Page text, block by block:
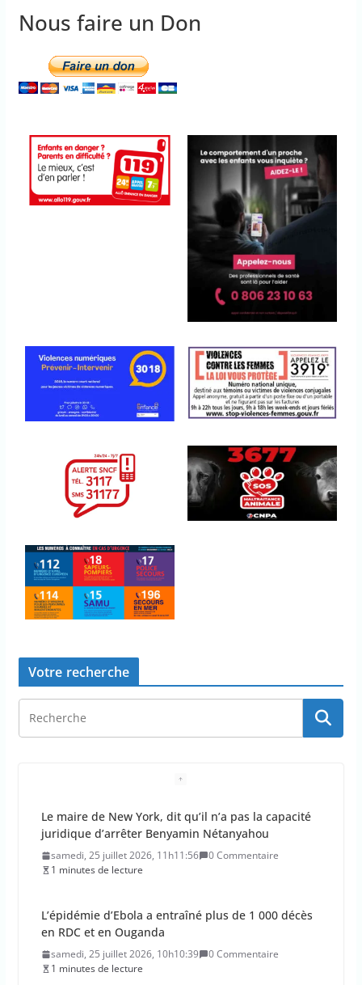
Nous faire un Don
Votre recherche
L’épidémie d’Ebola a entraîné plus de 1 000 décès
en RDC et en Ouganda
samedi, 25 juillet 2026, 10h10:39
0 Commentaire
1 minutes de lecture
La justice dit non à la chasse “illimitée” aux
sangliers
samedi, 25 juillet 2026, 9h09:46
0 Commentaire
4 minutes de lecture